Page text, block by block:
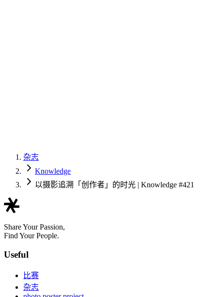
杂志
Knowledge
以摄影追溯「创作者」的时光 | Knowledge #421
Share Your Passion,
Find Your People.
Useful
比赛
杂志